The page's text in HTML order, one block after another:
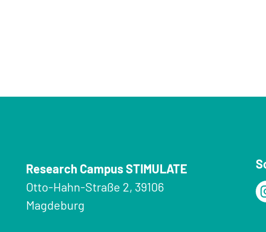
Research Campus STIMULATE
Otto-Hahn-Straße 2, 39106
Magdeburg